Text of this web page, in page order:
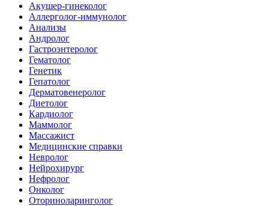
Акушер-гинеколог
Аллерголог-иммунолог
Анализы
Андролог
Гастроэнтеролог
Гематолог
Генетик
Гепатолог
Дерматовенеролог
Диетолог
Кардиолог
Маммолог
Массажист
Медицинские справки
Невролог
Нейрохирург
Нефролог
Онколог
Оториноларинголог